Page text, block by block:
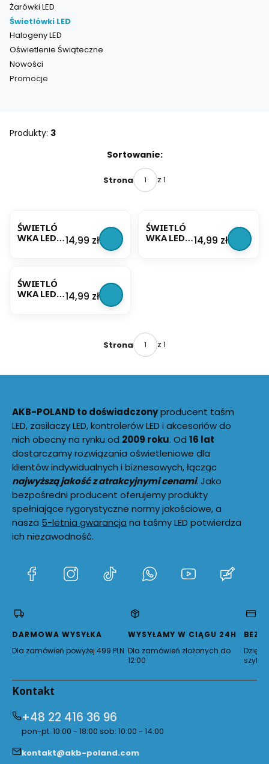
Żarówki LED
Świetlówki LED
Halogeny LED
Oświetlenie Świąteczne
Nowości
Promocje
Produkty: 3
Sortowanie:
Strona z 1
ŚWIETLÓ
WKA LED
ZIMNA
MOCNA
NIETŁUKĄ
Cena
14,99 zł
ŚWIETLÓ
WKA LED
Cena
14,99 zł
ŚWIETLÓ
WKA LED
PREMIUM
Cena
14,99 zł
Strona z 1
AKB-POLAND to doświadczonyproducent taśm
LED, zasilaczy LED, kontrolerów LED i akcesoriów do
nich obecny na rynku od 2009 roku. Od 16 lat
dostarczamy rozwiązania oświetleniowe dla
klientów indywidualnych i biznesowych, łącząc
najwyższą jakość z atrakcyjnymi cenami. Jako
bezpośredni producent oferujemy produkty
spełniające rygorystyczne normy jakościowe, a
nasza 5-letnia gwarancja na taśmy LED potwierdza
ich niezawodność.
(Otwiera(Otwiera (Otwiera
nowej
(Otwiera(Otwiera
nowej
DARMOWA WYSYŁKA
Dla zamówień powyżej 499 PLN
WYSYŁAMY W CIĄGU 24H
Dla zamówień złożonych do
12:00
Dzięki
Kontakt
+48 22 416 36 96
pon-pt: 10:00 - 18:00 sob: 10:00 - 14:00
kontakt@akb-poland.com